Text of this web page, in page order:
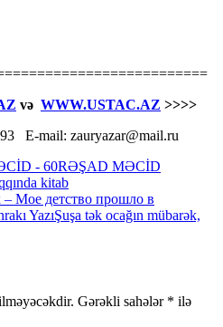
və WWW.USTAC.AZ >>>>
E-mail: zauryazar@mail.ru
- 60RƏŞAD MƏCİD
kitab
– Мое детство прошло в
YazıŞuşa tək ocağın mübarək,
Gərəkli sahələr * ilə